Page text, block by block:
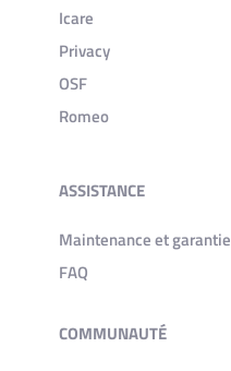
Icare
Privacy
OSF
Romeo
ASSISTANCE
Maintenance et garantie
FAQ
COMMUNAUTÉ